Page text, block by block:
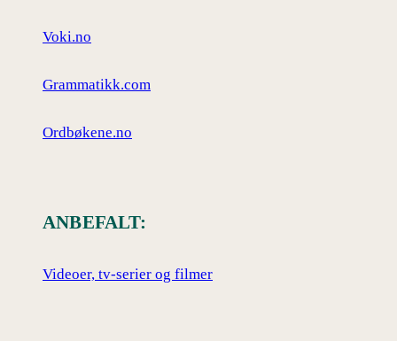
Voki.no
Grammatikk.com
Ordbøkene.no
ANBEFALT:
Videoer, tv-serier og filmer